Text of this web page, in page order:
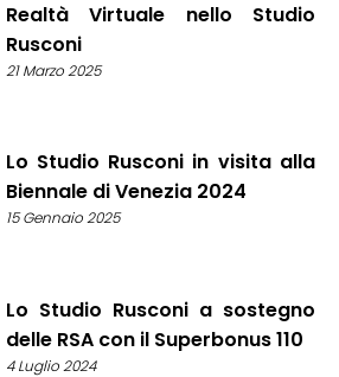
Realtà Virtuale nello Studio
Rusconi
21 Marzo 2025
Lo Studio Rusconi in visita alla
Biennale di Venezia 2024
15 Gennaio 2025
Lo Studio Rusconi a sostegno
delle RSA con il Superbonus 110
4 Luglio 2024